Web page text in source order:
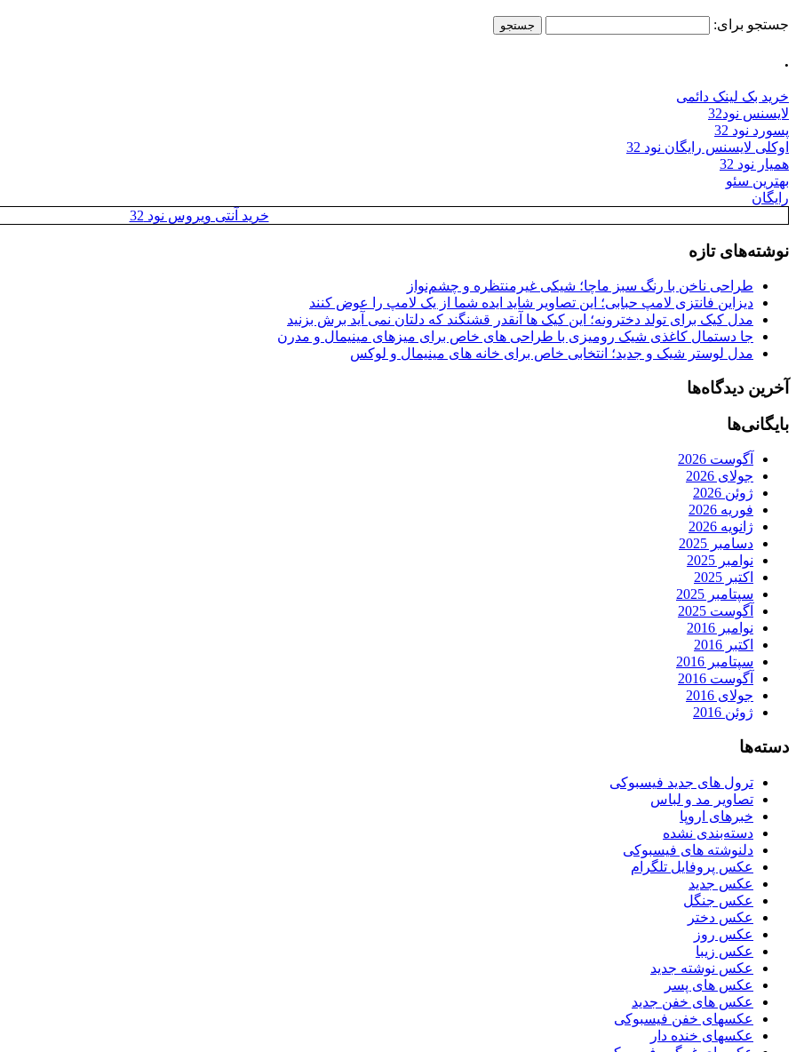
جستجو برای:
.
خرید بک لینک دائمی
لایسنس نود32
پسورد نود 32
اوکلی لایسنس رایگان نود 32
همیار نود 32
بهترین سئو
رایگان
خرید آنتی ویروس نود 32
نوشته‌های تازه
طراحی ناخن با رنگ سبز ماچا؛ شیکی غیرمنتظره و چشم‌نواز
دیزاین فانتزی لامپ حبابی؛ این تصاویر شاید ایده شما از یک لامپ را عوض کنند
مدل کیک برای تولد دخترونه؛ این کیک ها آنقدر قشنگند که دلتان نمی آید برش بزنید
جا دستمال کاغذی شیک رومیزی با طراحی های خاص برای میزهای مینیمال و مدرن
مدل لوستر شیک و جدید؛ انتخابی خاص برای خانه های مینیمال و لوکس
آخرین دیدگاه‌ها
بایگانی‌ها
آگوست 2026
جولای 2026
ژوئن 2026
فوریه 2026
ژانویه 2026
دسامبر 2025
نوامبر 2025
اکتبر 2025
سپتامبر 2025
آگوست 2025
نوامبر 2016
اکتبر 2016
سپتامبر 2016
آگوست 2016
جولای 2016
ژوئن 2016
دسته‌ها
ترول های جدید فیسبوکی
تصاویر مد و لباس
خبرهای اروپا
دسته‌بندی نشده
دلنوشته های فیسبوکی
عکس پروفایل تلگرام
عکس جدید
عکس جنگل
عکس دختر
عکس روز
عکس زیبا
عکس نوشته جدید
عکس های پسر
عکس های خفن جدید
عکسهای خفن فیسبوکی
عکسهای خنده دار